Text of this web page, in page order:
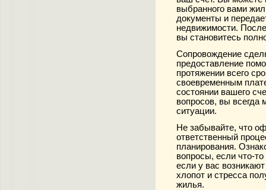
выбранного вами
документы и
недвижимости.
вы становитесь
Сопровождение
предоставление
протяжении всего
своевременным
состоянии вашего
вопросов, вы всегда
ситуации.
Не забывайте, что
ответственный
планирования.
вопросы, если что-
если у вас
хлопот и стресса
жилья.